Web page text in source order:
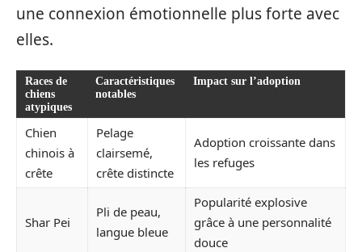
une connexion émotionnelle plus forte avec
elles.
Races de
chiens
atypiques
Caractéristiques
notables
Impact sur l’adoption
Chien
chinois à
crête
Pelage
clairsemé,
crête distincte
Adoption croissante dans
les refuges
Shar Pei
Pli de peau,
langue bleue
Popularité explosive
grâce à une personnalité
douce